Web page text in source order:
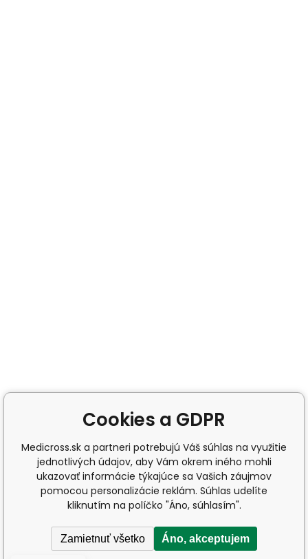
Cookies a GDPR
Medicross.sk a partneri potrebujú Váš súhlas na využitie
jednotlivých údajov, aby Vám okrem iného mohli
ukazovať informácie týkajúce sa Vašich záujmov
pomocou personalizácie reklám. Súhlas udelíte
kliknutím na políčko "Áno, súhlasím".
Zamietnuť všetko Áno, akceptujem